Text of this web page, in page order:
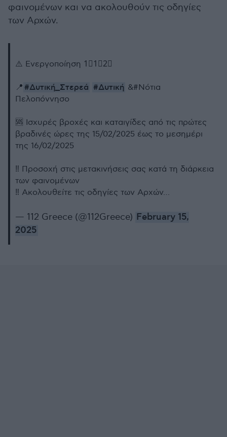
φαινομένων και να ακολουθούν τις οδηγίες
των Αρχών.
⚠️ Ενεργοποίηση 1⃣1⃣2⃣
📍 #Δυτική_Στερεά #Δυτική &#Νότια
Πελοπόννησο
🆘 Ισχυρές βροχές και καταιγίδες από τις πρώτες
βραδινές ώρες της 15/02/2025 έως το μεσημέρι
της 16/02/2025
‼️ Προσοχή στις μετακινήσεις σας κατά τη διάρκεια
των φαινομένων
‼️ Ακολουθείτε τις οδηγίες των Αρχών…
— 112 Greece (@112Greece) February 15,
2025